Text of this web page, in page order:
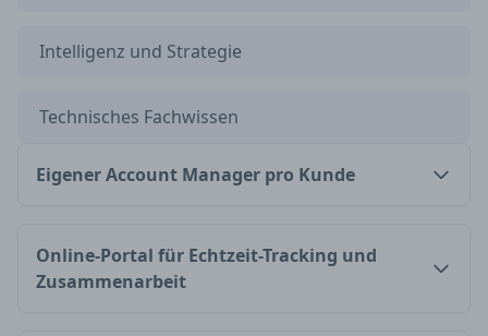
Intelligenz und Strategie
Technisches Fachwissen
Eigener Account Manager pro Kunde
Online-Portal für Echtzeit-Tracking und
Zusammenarbeit